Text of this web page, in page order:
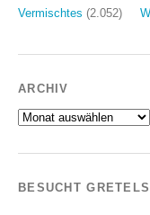
Vermischtes (2.052)
ARCHIV
Archiv
BESUCHT